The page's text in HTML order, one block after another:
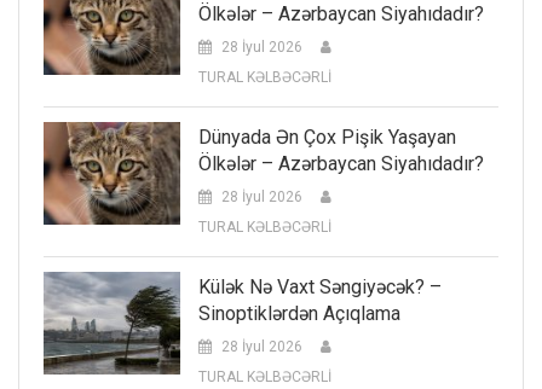
Ölkələr – Azərbaycan Siyahıdadır?
28 İyul 2026
TURAL KƏLBƏCƏRLİ
Dünyada Ən Çox Pişik Yaşayan
Ölkələr – Azərbaycan Siyahıdadır?
28 İyul 2026
TURAL KƏLBƏCƏRLİ
Külək Nə Vaxt Səngiyəcək? –
Sinoptiklərdən Açıqlama
28 İyul 2026
TURAL KƏLBƏCƏRLİ